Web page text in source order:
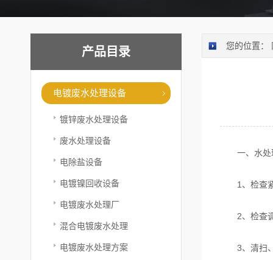
产品目录
电镀废水处理设备
镀锌废水处理设备
废水处理设备
电除盐设备
电镀镍回收设备
电镀废水处理厂
混合电镀废水处理
电镀废水处理方案
您的位置：
一、水处理
1、检查紧
2、检查调
3、清扫、